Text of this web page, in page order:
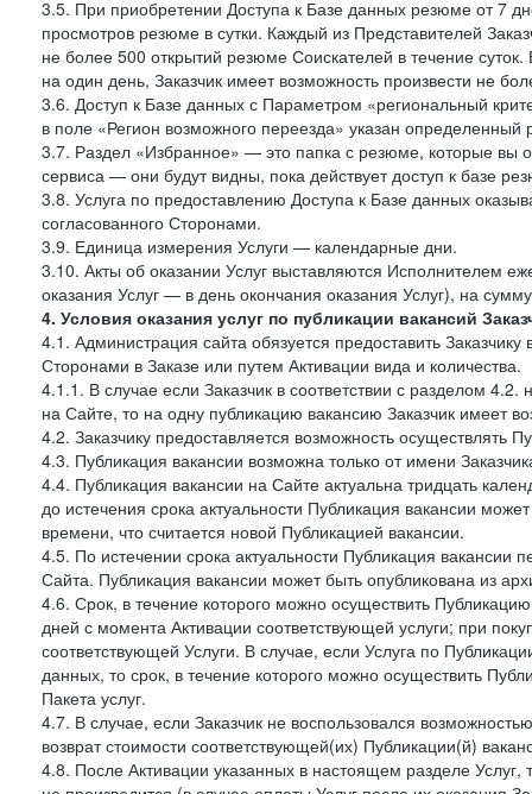
3.5. При приобретении Доступа к Базе данных резюме от 7
просмотров резюме в сутки. Каждый из Представителей
не более 500 открытий резюме Соискателей в течение
на один день, Заказчик имеет возможность произвести не
3.6. Доступ к Базе данных с Параметром «региональный
в поле «Регион возможного переезда» указан определенный
3.7. Раздел «Избранное» — это папка с резюме, которые вы
сервиса — они будут видны, пока действует доступ к базе
3.8. Услуга по предоставлению Доступа к Базе данных
согласованного Сторонами.
3.9. Единица измерения Услуги — календарные дни.
3.10. Акты об оказании Услуг выставляются Исполнителем
оказания Услуг — в день окончания оказания Услуг), на
4. Условия оказания услуг по публикации вакансий
4.1. Администрация сайта обязуется предоставить
Сторонами в Заказе или путем Активации вида и количества.
4.1.1. В случае если Заказчик в соответствии с разделом
на Сайте, то на одну публикацию вакансию Заказчик имеет
4.2. Заказчику предоставляется возможность осуществлять
4.3. Публикация вакансии возможна только от имени
4.4. Публикация вакансии на Сайте актуальна тридцать
до истечения срока актуальности Публикация вакансии
времени, что считается новой Публикацией вакансии.
4.5. По истечении срока актуальности Публикация
Сайта. Публикация вакансии может быть опубликована из
4.6. Срок, в течение которого можно осуществить
дней с момента Активации соответствующей услуги; при
соответствующей Услуги. В случае, если Услуга по
данных, то срок, в течение которого можно осуществить
Пакета услуг.
4.7. В случае, если Заказчик не воспользовался
возврат стоимости соответствующей(их) Публикации(й)
4.8. После Активации указанных в настоящем разделе Услуг,